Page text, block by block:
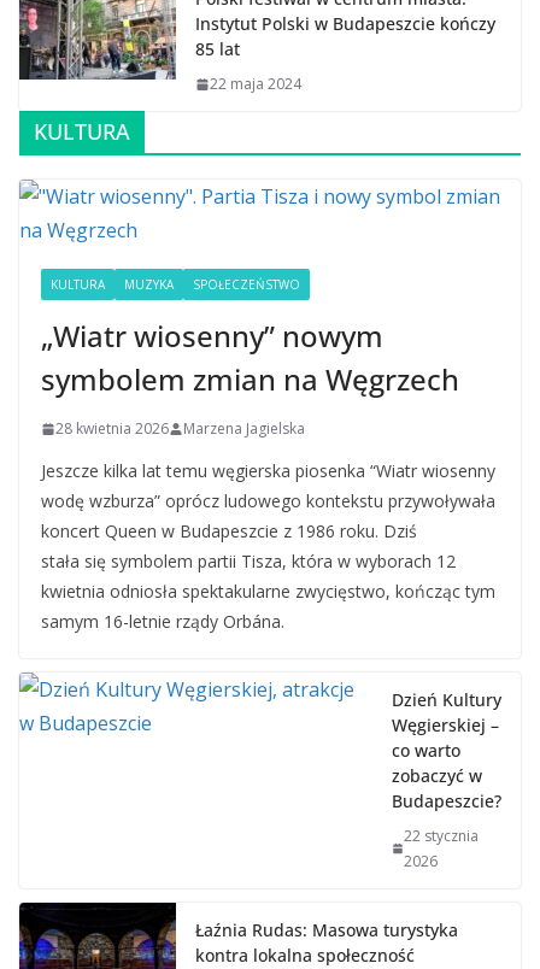
Instytut Polski w Budapeszcie kończy
85 lat
22 maja 2024
KULTURA
KULTURA MUZYKA SPOŁECZEŃSTWO
„Wiatr wiosenny” nowym
symbolem zmian na Węgrzech
28 kwietnia 2026 Marzena Jagielska
Jeszcze kilka lat temu węgierska piosenka “Wiatr wiosenny
wodę wzburza” oprócz ludowego kontekstu przywoływała
koncert Queen w Budapeszcie z 1986 roku. Dziś
stała się symbolem partii Tisza, która w wyborach 12
kwietnia odniosła spektakularne zwycięstwo, kończąc tym
samym 16-letnie rządy Orbána.
Dzień Kultury
Węgierskiej –
co warto
zobaczyć w
Budapeszcie?
22 stycznia
2026
Łaźnia Rudas: Masowa turystyka
kontra lokalna społeczność